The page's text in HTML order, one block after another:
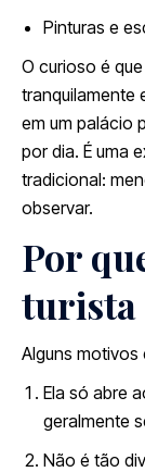
Pinturas e
O curioso é
tranquilamente
em um palácio
por dia. É uma
tradicional:
observar.
Por
turista
Alguns motivos
Ela só abre
geralmente
Não é tão